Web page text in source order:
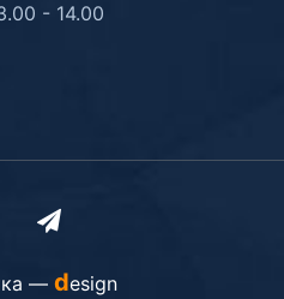
- 14.00
— design